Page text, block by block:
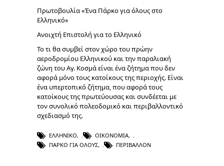
Πρωτοβουλία «Ένα Πάρκο για όλους στο
Ελληνικό»
Ανοιχτή Επιστολή για το Ελληνικό
Το τι θα συμβεί στον χώρο του πρώην
αεροδρομίου Ελληνικού και την παραλιακή
ζώνη του Αγ. Κοσμά είναι ένα ζήτημα που δεν
αφορά μόνο τους κατοίκους της περιοχής. Είναι
ένα υπερτοπικό ζήτημα, που αφορά τους
κατοίκους της πρωτεύουσας και συνδέεται με
τον συνολικό πολεοδομικό και περιβαλλοντικό
σχεδιασμό της.
ΕΛΛΗΝΙΚΌ, ΟΙΚΟΝΟΜΊΑ,
ΠΆΡΚΟ ΓΙΑ ΌΛΟΥΣ, ΠΕΡΙΒΆΛΛΟΝ